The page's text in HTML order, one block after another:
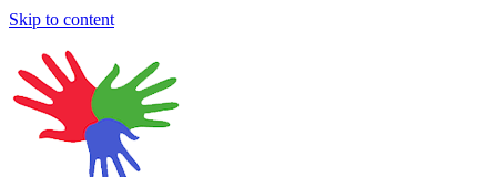
Skip to content